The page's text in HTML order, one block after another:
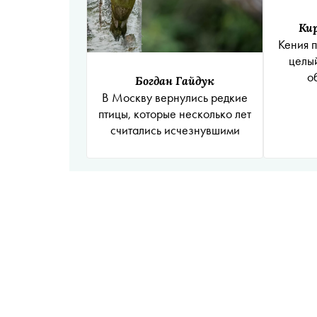
Богдан Гайдук
В Москву вернулись редкие
птицы, которые несколько лет
считались исчезнувшими
Кения